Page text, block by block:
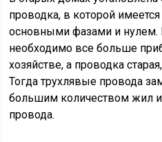
проводка, в которой
основными фазами и нулем.
необходимо все больше
хозяйстве, а проводка
Тогда трухлявые провода
большим количеством жил
провода.